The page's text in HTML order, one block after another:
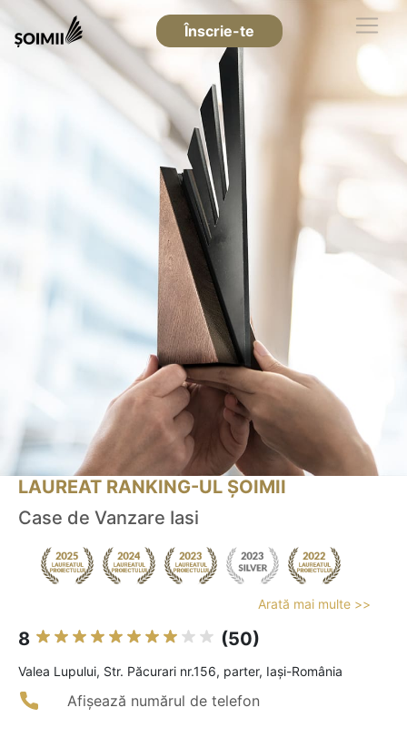
Înscrie-te
LAUREAT RANKING-UL ȘOIMII
Case de Vanzare Iasi
Arată mai multe >>
8 (50)
Valea Lupului, Str. Păcurari nr.156, parter, Iași-România
Afișează numărul de telefon